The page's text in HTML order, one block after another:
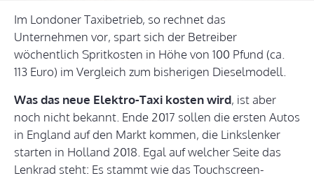
Im Londoner Taxibetrieb, so rechnet das
Unternehmen vor, spart sich der Betreiber
wöchentlich Spritkosten in Höhe von 100 Pfund (ca.
113 Euro) im Vergleich zum bisherigen Dieselmodell.
Was das neue Elektro-Taxi kosten wird, ist aber
noch nicht bekannt. Ende 2017 sollen die ersten Autos
in England auf den Markt kommen, die Linkslenker
starten in Holland 2018. Egal auf welcher Seite das
Lenkrad steht: Es stammt wie das Touchscreen-